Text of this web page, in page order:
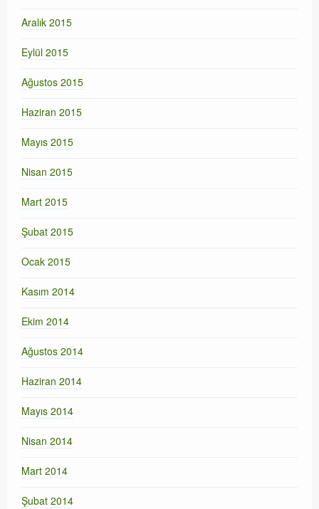
Aralık 2015
Eylül 2015
Ağustos 2015
Haziran 2015
Mayıs 2015
Nisan 2015
Mart 2015
Şubat 2015
Ocak 2015
Kasım 2014
Ekim 2014
Ağustos 2014
Haziran 2014
Mayıs 2014
Nisan 2014
Mart 2014
Şubat 2014